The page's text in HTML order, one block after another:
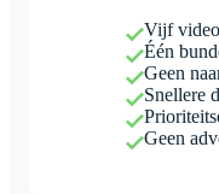
Vijf
Één
Geen
Snellere
Geen